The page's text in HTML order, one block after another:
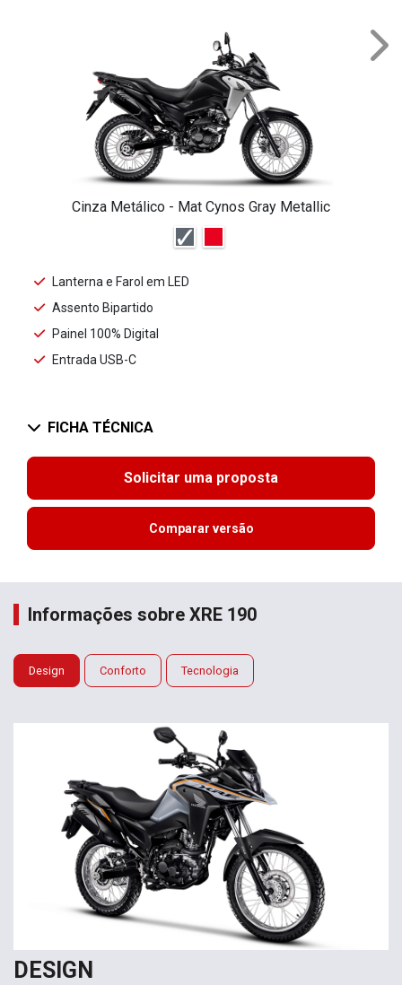
Cinza Metálico - Mat Cynos Gray Metallic
Lanterna e Farol em LED
Assento Bipartido
Painel 100% Digital
Entrada USB-C
FICHA TÉCNICA
Solicitar uma proposta
Comparar versão
Informações sobre XRE 190
Design Conforto Tecnologia
DESIGN